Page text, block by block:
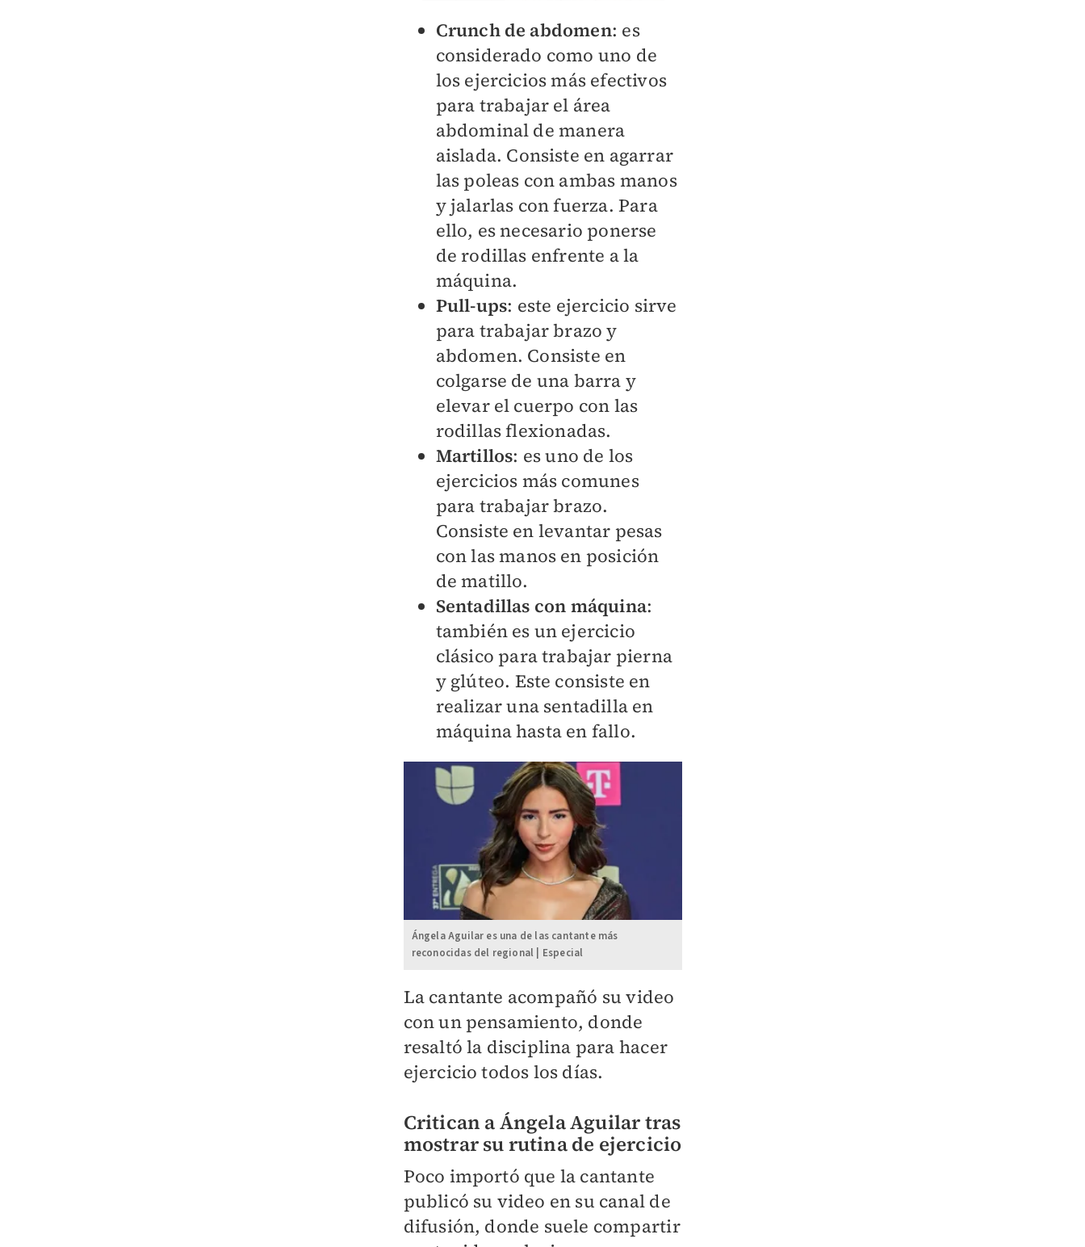
Crunch de abdomen: es
considerado como uno de
los ejercicios más efectivos
para trabajar el área
abdominal de manera
aislada. Consiste en agarrar
las poleas con ambas manos
y jalarlas con fuerza. Para
ello, es necesario ponerse
de rodillas enfrente a la
máquina.
Pull-ups: este ejercicio sirve
para trabajar brazo y
abdomen. Consiste en
colgarse de una barra y
elevar el cuerpo con las
rodillas flexionadas.
Martillos: es uno de los
ejercicios más comunes
para trabajar brazo.
Consiste en levantar pesas
con las manos en posición
de matillo.
Sentadillas con máquina:
también es un ejercicio
clásico para trabajar pierna
y glúteo. Este consiste en
realizar una sentadilla en
máquina hasta en fallo.
Ángela Aguilar es una de las cantante más
reconocidas del regional | Especial
La cantante acompañó su video
con un pensamiento, donde
resaltó la disciplina para hacer
ejercicio todos los días.
Critican a Ángela Aguilar tras
mostrar su rutina de ejercicio
Poco importó que la cantante
publicó su video en su canal de
difusión, donde suele compartir